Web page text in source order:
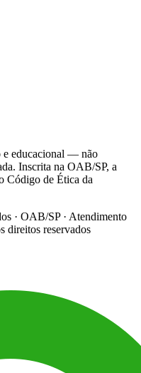
e educacional — não
Inscrita na OAB/SP, a
Código de Ética da
· OAB/SP · Atendimento
direitos reservados